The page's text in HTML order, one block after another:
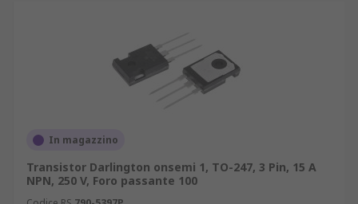
In magazzino
Transistor Darlington onsemi 1, TO-247, 3 Pin, 15 A
NPN, 250 V, Foro passante 100